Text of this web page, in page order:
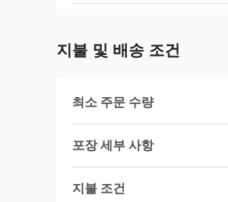
지불 및 배송 조건
최소 주문 수량
포장 세부 사항
지불 조건